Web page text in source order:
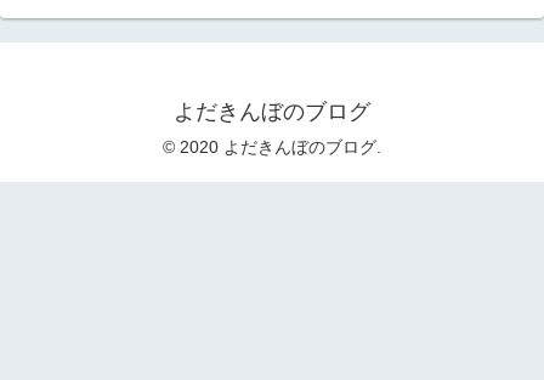
よだきんぼのブログ
© 2020 よだきんぼのブログ.